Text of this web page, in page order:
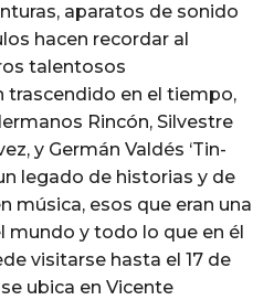
aparatos de sonido
hacen recordar al
talentosos
trascendido en el tiempo,
Rincón, Silvestre
y Germán Valdés ‘Tin-
legado de historias y de
música, esos que eran una
mundo y todo lo que en él
visitarse hasta el 17 de
ubica en Vicente